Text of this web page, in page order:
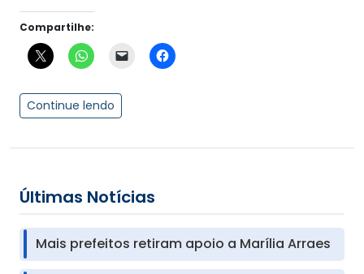
Compartilhe:
Continue lendo
Últimas Notícias
Mais prefeitos retiram apoio a Marília Arraes